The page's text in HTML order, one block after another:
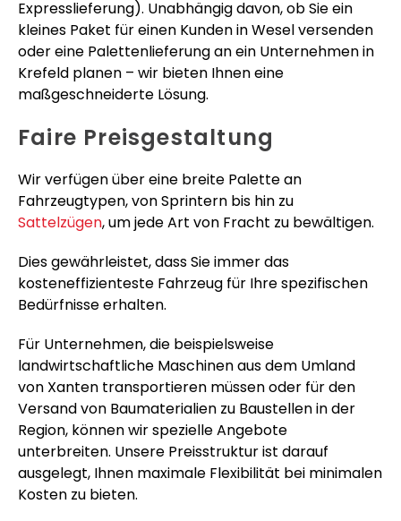
Expresslieferung). Unabhängig davon, ob Sie ein
kleines Paket für einen Kunden in Wesel versenden
oder eine Palettenlieferung an ein Unternehmen in
Krefeld planen – wir bieten Ihnen eine
maßgeschneiderte Lösung.
Faire Preisgestaltung
Wir verfügen über eine breite Palette an
Fahrzeugtypen, von Sprintern bis hin zu
Sattelzügen, um jede Art von Fracht zu bewältigen.
Dies gewährleistet, dass Sie immer das
kosteneffizienteste Fahrzeug für Ihre spezifischen
Bedürfnisse erhalten.
Für Unternehmen, die beispielsweise
landwirtschaftliche Maschinen aus dem Umland
von Xanten transportieren müssen oder für den
Versand von Baumaterialien zu Baustellen in der
Region, können wir spezielle Angebote
unterbreiten. Unsere Preisstruktur ist darauf
ausgelegt, Ihnen maximale Flexibilität bei minimalen
Kosten zu bieten.